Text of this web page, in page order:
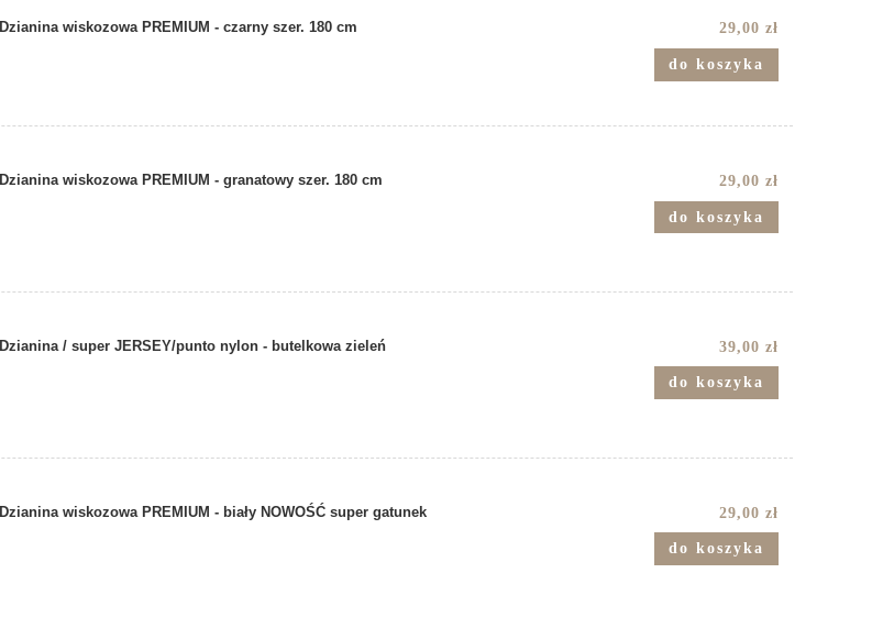
Dzianina wiskozowa PREMIUM - czarny szer. 180 cm 29,00 zł
do koszyka
Dzianina wiskozowa PREMIUM - granatowy szer. 180 cm 29,00 zł
do koszyka
Dzianina / super JERSEY/punto nylon - butelkowa zieleń 39,00 zł
do koszyka
Dzianina wiskozowa PREMIUM - biały NOWOŚĆ super gatunek 29,00 zł
do koszyka